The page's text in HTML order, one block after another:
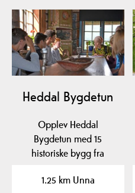
Heddal Bygdetun
Opplev Heddal
Bygdetun med 15
historiske bygg fra
til 1930, unike…
1.25 km Unna